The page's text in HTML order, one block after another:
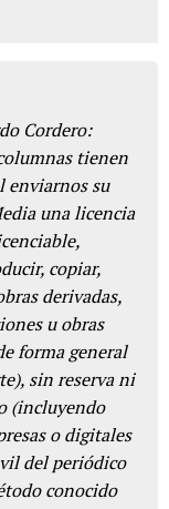
Cordero:
tienen
enviarnos su
una licencia
copiar,
derivadas,
u obras
forma general
sin reserva ni
(incluyendo
o digitales
del periódico
conocido